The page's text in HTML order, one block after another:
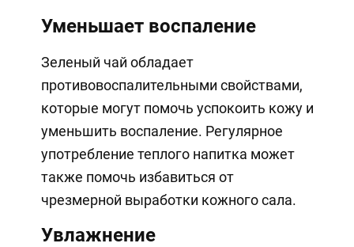
Уменьшает воспаление
Зеленый чай обладает
противовоспалительными свойствами,
которые могут помочь успокоить кожу и
уменьшить воспаление. Регулярное
употребление теплого напитка может
также помочь избавиться от
чрезмерной выработки кожного сала.
Увлажнение